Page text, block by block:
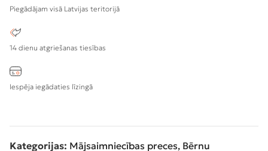
Piegādājam visā Latvijas teritorijā
14 dienu atgriešanas tiesības
Iespēja iegādaties līzingā
Kategorijas: Mājsaimniecības preces, Bērnu